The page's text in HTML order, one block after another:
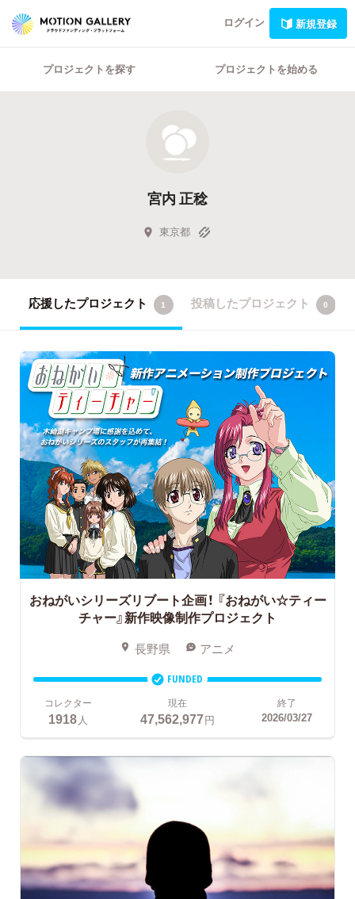
ログイン 新規登録
プロジェクトを探す プロジェクトを始める
宮内 正稔
東京都
応援したプロジェクト 1 投稿したプロジェクト 0
おねがいシリーズリブート企画！ 『おねがい☆ティー
チャー』新作映像制作プロジェクト
長野県 アニメ
FUNDED
コレクター
1918 人
現在
47,562,977円
終了
2026/03/27